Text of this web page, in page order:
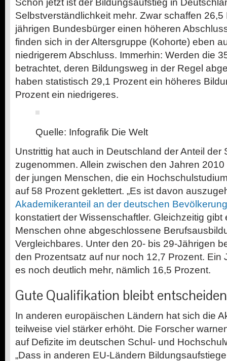
Schon jetzt ist der Bildungsaufstieg in
Selbstverständlichkeit mehr. Zwar schaffen
jährigen Bundesbürger einen höheren
finden sich in der Altersgruppe (Kohorte) eben
niedrigerem Abschluss. Immerhin: Werden die
betrachtet, deren Bildungsweg in der Regel
haben statistisch 29,1 Prozent ein höheres
Prozent ein niedrigeres.
Quelle: Infografik Die Welt
Unstrittig hat auch in Deutschland der Anteil der
zugenommen. Allein zwischen den Jahren
der jungen Menschen, die ein
auf 58 Prozent geklettert. „Es ist davon
Akademikeranteil an der deutschen
konstatiert der Wissenschaftler. Gleichzeitig
Menschen ohne abgeschlossene
Vergleichbares. Unter den 20- bis 29-Jährigen
den Prozentsatz auf nur noch 12,7 Prozent. Ein
es noch deutlich mehr, nämlich 16,5 Prozent.
Gute Qualifikation bleibt
In anderen europäischen Ländern hat sich die
teilweise viel stärker erhöht. Die Forscher
auf Defizite im deutschen Schul- und
„Dass in anderen EU-Ländern